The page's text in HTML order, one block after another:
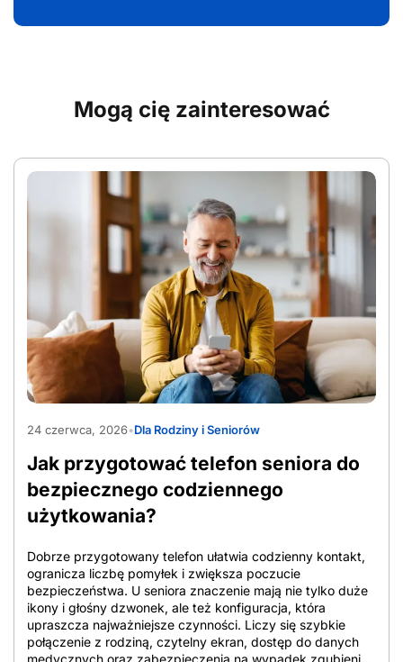
Mogą cię zainteresować
AdobeStock_1565597090
24 czerwca, 2026•Dla Rodziny i Seniorów
Jak przygotować telefon seniora do
bezpiecznego codziennego
użytkowania?
Dobrze przygotowany telefon ułatwia codzienny kontakt,
ogranicza liczbę pomyłek i zwiększa poczucie
bezpieczeństwa. U seniora znaczenie mają nie tylko duże
ikony i głośny dzwonek, ale też konfiguracja, która
upraszcza najważniejsze czynności. Liczy się szybkie
połączenie z rodziną, czytelny ekran, dostęp do danych
medycznych oraz zabezpieczenia na wypadek zgubienia